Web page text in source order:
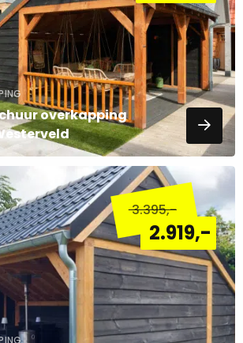
overkapping
3.395,-
2.919,-